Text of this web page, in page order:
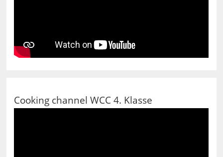
Cooking channel WCC 4. Klasse